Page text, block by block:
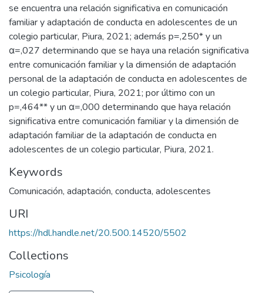
se encuentra una relación significativa en comunicación
familiar y adaptación de conducta en adolescentes de un
colegio particular, Piura, 2021; además p=,250* y un
α=,027 determinando que se haya una relación significativa
entre comunicación familiar y la dimensión de adaptación
personal de la adaptación de conducta en adolescentes de
un colegio particular, Piura, 2021; por último con un
p=,464** y un α=,000 determinando que haya relación
significativa entre comunicación familiar y la dimensión de
adaptación familiar de la adaptación de conducta en
adolescentes de un colegio particular, Piura, 2021.
Keywords
Comunicación, adaptación, conducta, adolescentes
URI
https://hdl.handle.net/20.500.14520/5502
Collections
Psicología